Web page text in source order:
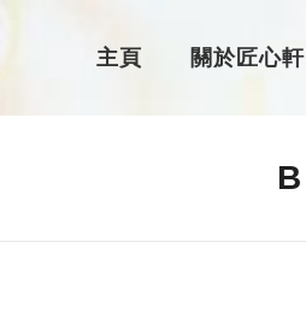
主頁 關於匠心軒